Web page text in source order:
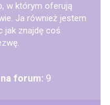
w którym oferują
Ja również jestem
jak znajdę coś
na forum: 9